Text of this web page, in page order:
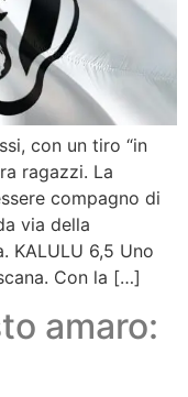
con un tiro “in
ragazzi. La
compagno di
via della
KALULU 6,5 Uno
Con la […]
amaro: